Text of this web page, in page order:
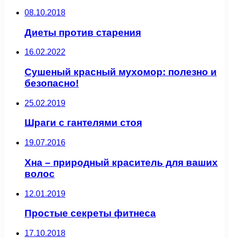
08.10.2018
Диеты против старения
16.02.2022
Сушеный красный мухомор: полезно и
безопасно!
25.02.2019
Шраги с гантелями стоя
19.07.2016
Хна – природный краситель для ваших
волос
12.01.2019
Простые секреты фитнеса
17.10.2018